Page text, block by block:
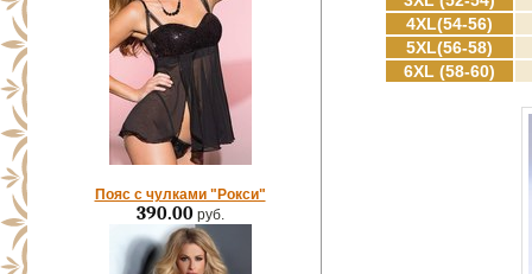
Пояс с чулками "Рокси"
390.00руб.
4XL(54-56)
5XL(56-58)
6XL (58-60)